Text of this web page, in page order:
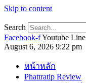
Skip to content
Search
Facebook-fYoutube Line
August 6, 2026 9:22 pm
หน้าหลัก
Phattratip Review